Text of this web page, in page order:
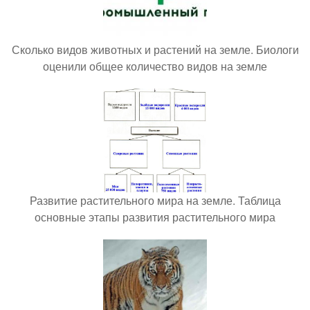
Сколько видов животных и растений на земле. Биологи
оценили общее количество видов на земле
Развитие растительного мира на земле. Таблица
основные этапы развития растительного мира